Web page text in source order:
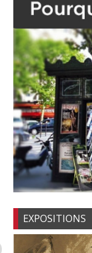
EXPOSITIONS